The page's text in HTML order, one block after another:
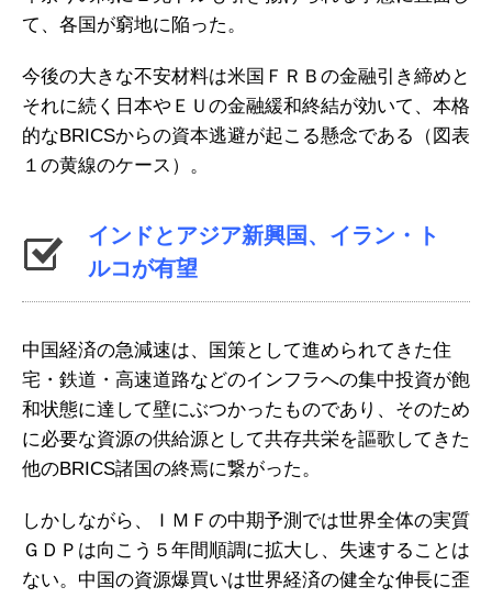
て、各国が窮地に陥った。
今後の大きな不安材料は米国ＦＲＢの金融引き締めと
それに続く日本やＥＵの金融緩和終結が効いて、本格
的なBRICSからの資本逃避が起こる懸念である（図表
１の黄線のケース）。
インドとアジア新興国、イラン・ト
ルコが有望
中国経済の急減速は、国策として進められてきた住
宅・鉄道・高速道路などのインフラへの集中投資が飽
和状態に達して壁にぶつかったものであり、そのため
に必要な資源の供給源として共存共栄を謳歌してきた
他のBRICS諸国の終焉に繋がった。
しかしながら、ＩＭＦの中期予測では世界全体の実質
ＧＤＰは向こう５年間順調に拡大し、失速することは
ない。中国の資源爆買いは世界経済の健全な伸長に歪